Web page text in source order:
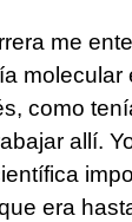
me
molecular
como
allí.
era